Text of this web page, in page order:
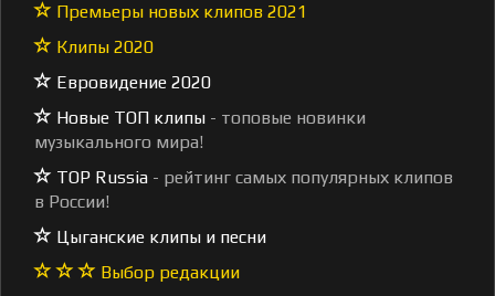
Премьеры новых клипов 2021
Клипы 2020
Евровидение 2020
Новые ТОП клипы - топовые новинки
музыкального мира!
TOP Russia - рейтинг самых популярных клипов
в России!
Цыганские клипы и песни
Выбор редакции